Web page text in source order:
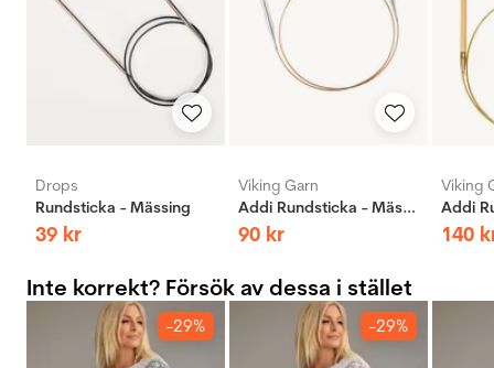
Drops
Rundsticka - Mässing
39 kr
Viking Garn
Addi Rundsticka - Mässing
90 kr
Viking
140
Inte korrekt? Försök av dessa i stället
-29% -29%